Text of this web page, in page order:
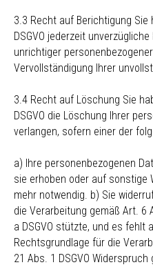
3.3 Recht auf Berichtigung
DSGVO jederzeit
unrichtiger
Vervollständigung Ihrer
3.4 Recht auf Löschung Sie
DSGVO die Löschung Ihrer
verlangen, sofern einer der
a) Ihre personenbezogenen
sie erhoben oder auf sonstige
mehr notwendig. b) Sie
die Verarbeitung gemäß Art. 6
a DSGVO stützte, und es fehlt
Rechtsgrundlage für die
21 Abs. 1 DSGVO